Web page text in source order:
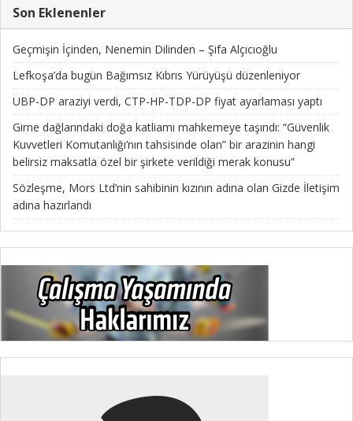
Son Eklenenler
Geçmişin İçinden, Nenemin Dilinden – Şifa Alçıcıoğlu
Lefkoşa’da bugün Bağımsız Kıbrıs Yürüyüşü düzenleniyor
UBP-DP araziyi verdi, CTP-HP-TDP-DP fiyat ayarlaması yaptı
Girne dağlarındaki doğa katliamı mahkemeye taşındı: “Güvenlik
Kuvvetleri Komutanlığı’nın tahsisinde olan” bir arazinin hangi
belirsiz maksatla özel bir şirkete verildiği merak konusu”
Sözleşme, Mors Ltd’nin sahibinin kızının adına olan Gizde İletişim
adına hazırlandı